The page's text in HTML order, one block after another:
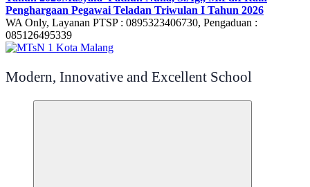
Penghargaan Pegawai Teladan Triwulan I Tahun 2026
WA Only, Layanan PTSP : 0895323406730, Pengaduan :
085126495339
Modern, Innovative and Excellent School